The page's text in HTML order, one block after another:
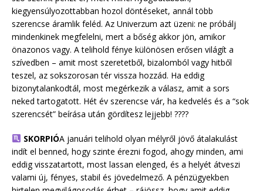
kiegyensúlyozottabban hozol döntéseket, annál több
szerencse áramlik feléd. Az Univerzum azt üzeni: ne próbálj
mindenkinek megfelelni, mert a bőség akkor jön, amikor
önazonos vagy. A telihold fénye különösen erősen világít a
szívedben – amit most szeretetből, bizalomból vagy hitből
teszel, az sokszorosan tér vissza hozzád. Ha eddig
bizonytalankodtál, most megérkezik a válasz, amit a sors
neked tartogatott. Hét év szerencse vár, ha kedvelés és a “sok
szerencsét” beírása után gördítesz lejjebb! ????
SKORPIÓA januári telihold olyan mélyről jövő átalakulást
indít el benned, hogy szinte érezni fogod, ahogy minden, ami
eddig visszatartott, most lassan elenged, és a helyét átveszi
valami új, fényes, stabil és jövedelmező. A pénzügyekben